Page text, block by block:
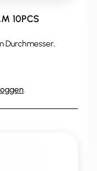
10PCS
Durchmesser,
.